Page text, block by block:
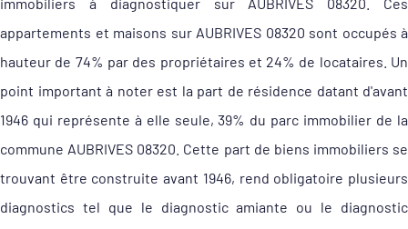
appartements et maisons sur AUBRIVES 08320 sont occupés à
hauteur de 74% par des propriétaires et 24% de locataires. Un
point important à noter est la part de résidence datant d'avant
1946 qui représente à elle seule, 39% du parc immobilier de la
commune AUBRIVES 08320. Cette part de biens immobiliers se
trouvant être construite avant 1946, rend obligatoire plusieurs
diagnostics tel que le diagnostic amiante ou le diagnostic